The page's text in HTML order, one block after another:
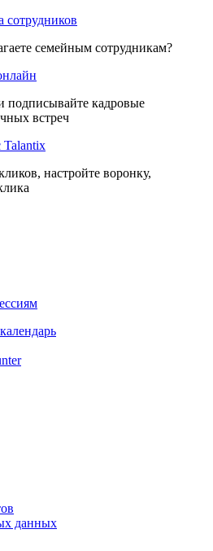
сотрудников
семейным сотрудникам?
подписывайте кадровые
встреч
Talantix
настройте воронку,
данных